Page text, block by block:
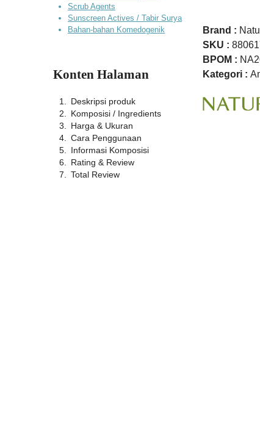
Brand :
SKU :
BPOM :
Kategori :
Scrub Agents
Sunscreen Actives / Tabir Surya
Bahan-bahan Komedogenik
Konten Halaman
Deskripsi produk
Komposisi / Ingredients
Harga & Ukuran
Cara Penggunaan
Informasi Komposisi
Rating & Review
Total Review